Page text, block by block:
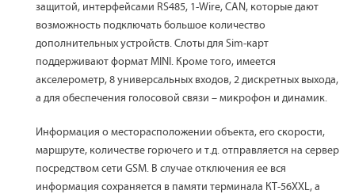
защитой, интерфейсами RS485, 1-Wire, CAN, которые дают
возможность подключать большое количество
дополнительных устройств. Слоты для Sim-карт
поддерживают формат MINI. Кроме того, имеется
акселерометр, 8 универсальных входов, 2 дискретных выхода,
а для обеспечения голосовой связи – микрофон и динамик.
Информация о месторасположении объекта, его скорости,
маршруте, количестве горючего и т.д. отправляется на сервер
посредством сети GSM. В случае отключения ее вся
информация сохраняется в памяти терминала КТ-56XXL, а